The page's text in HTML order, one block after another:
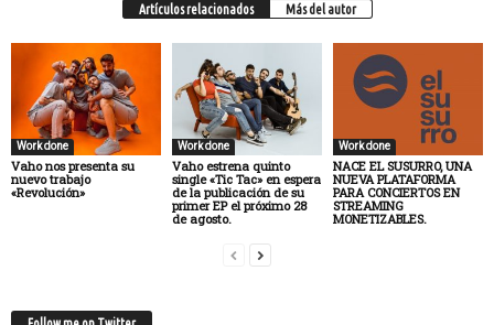
Artículos relacionados Más del autor
Work done
Vaho nos presenta su
nuevo trabajo
«Revolución»
Work done
Vaho estrena quinto
single «Tic Tac» en espera
de la publicación de su
primer EP el próximo 28
de agosto.
Work done
NACE EL SUSURRO, UNA
NUEVA PLATAFORMA
PARA CONCIERTOS EN
STREAMING
MONETIZABLES.